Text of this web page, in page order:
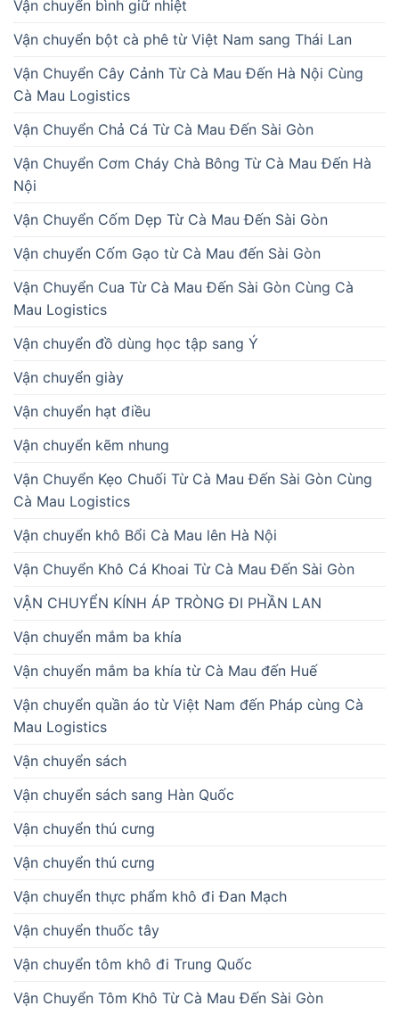
Vận chuyển bình giữ nhiệt
Vận chuyển bột cà phê từ Việt Nam sang Thái Lan
Vận Chuyển Cây Cảnh Từ Cà Mau Đến Hà Nội Cùng
Cà Mau Logistics
Vận Chuyển Chả Cá Từ Cà Mau Đến Sài Gòn
Vận Chuyển Cơm Cháy Chà Bông Từ Cà Mau Đến Hà
Nội
Vận Chuyển Cốm Dẹp Từ Cà Mau Đến Sài Gòn
Vận chuyển Cốm Gạo từ Cà Mau đến Sài Gòn
Vận Chuyển Cua Từ Cà Mau Đến Sài Gòn Cùng Cà
Mau Logistics
Vận chuyển đồ dùng học tập sang Ý
Vận chuyển giày
Vận chuyển hạt điều
Vận chuyển kẽm nhung
Vận Chuyển Kẹo Chuối Từ Cà Mau Đến Sài Gòn Cùng
Cà Mau Logistics
Vận chuyển khô Bổi Cà Mau lên Hà Nội
Vận Chuyển Khô Cá Khoai Từ Cà Mau Đến Sài Gòn
VẬN CHUYỂN KÍNH ÁP TRÒNG ĐI PHẦN LAN
Vận chuyển mắm ba khía
Vận chuyển mắm ba khía từ Cà Mau đến Huế
Vận chuyển quần áo từ Việt Nam đến Pháp cùng Cà
Mau Logistics
Vận chuyển sách
Vận chuyển sách sang Hàn Quốc
Vận chuyển thú cưng
Vận chuyển thú cưng
Vận chuyển thực phẩm khô đi Đan Mạch
Vận chuyển thuốc tây
Vận chuyển tôm khô đi Trung Quốc
Vận Chuyển Tôm Khô Từ Cà Mau Đến Sài Gòn